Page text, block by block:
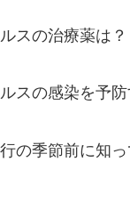
スの治療薬は？
スの感染を予防
の季節前に知っ